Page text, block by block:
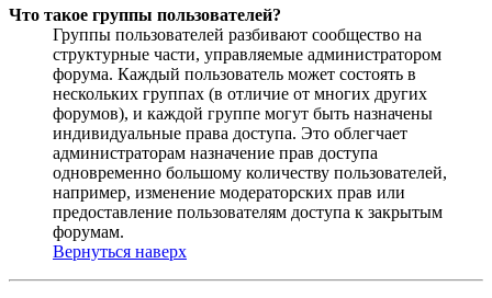
Что такое группы пользователей?
Группы пользователей разбивают сообщество на
структурные части, управляемые администратором
форума. Каждый пользователь может состоять в
нескольких группах (в отличие от многих других
форумов), и каждой группе могут быть назначены
индивидуальные права доступа. Это облегчает
администраторам назначение прав доступа
одновременно большому количеству пользователей,
например, изменение модераторских прав или
предоставление пользователям доступа к закрытым
форумам.
Вернуться наверх